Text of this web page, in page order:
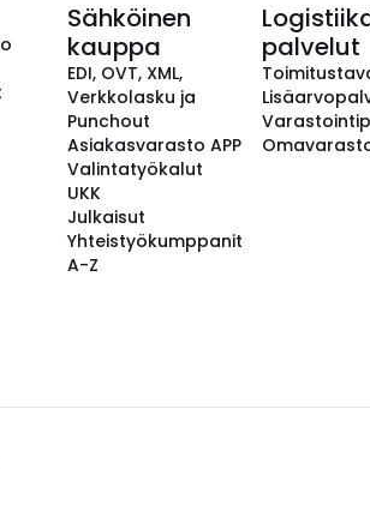
Sähköinen
kauppa
EDI, OVT, XML,
Verkkolasku ja
Punchout
Asiakasvarasto APP
Valintatyökalut
UKK
Julkaisut
Yhteistyökumppanit
A-Z
palvelut